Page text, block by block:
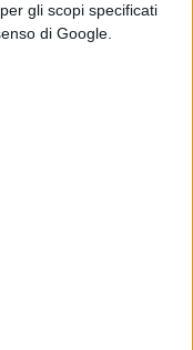
gli scopi specificati
di Google.